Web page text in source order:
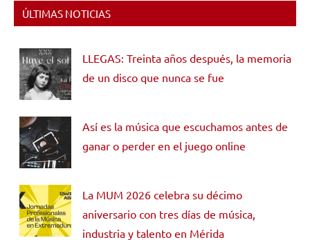
ÚLTIMAS NOTICIAS
LLEGAS: Treinta años después, la memoria
de un disco que nunca se fue
Así es la música que escuchamos antes de
ganar o perder en el juego online
La MUM 2026 celebra su décimo
aniversario con tres días de música,
industria y talento en Mérida